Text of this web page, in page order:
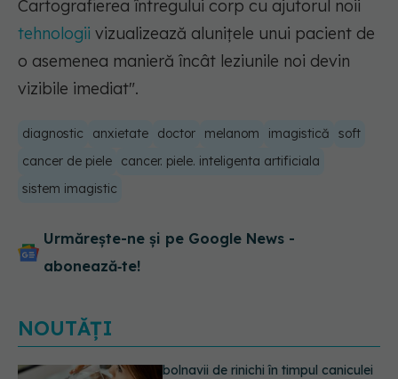
Cartografierea întregului corp cu ajutorul noii
tehnologii vizualizează aluniţele unui pacient de
o asemenea manieră încât leziunile noi devin
vizibile imediat".
diagnostic anxietate doctor melanom imagistică
soft
cancer de piele
cancer. piele. inteligenta artificiala
sistem imagistic
Urmărește-ne și pe Google News -
abonează‑te!
NOUTĂȚI